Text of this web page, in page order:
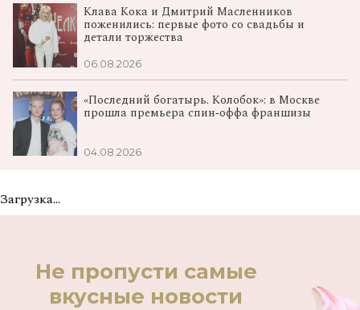
Клава Кока и Дмитрий Масленников
поженились: первые фото со свадьбы и
детали торжества
06.08.2026
«Последний богатырь. Колобок»: в Москве
прошла премьера спин‑оффа франшизы
04.08.2026
Загрузка...
Не пропусти самые
вкусные новости